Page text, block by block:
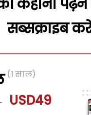
कहानी
सब्सक्राइब
(1 साल)
USD49